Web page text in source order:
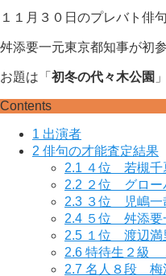
１１月３０日のプレバト俳句
舛添要一元東京都知事が初
お題は「 初冬の代々木公園 」
Contents
1 出演者
2 俳句の才能査定結果
2.1 ４位 若槻千
2.2 ２位 グロー
2.3 ３位 児嶋一
2.4 ５位 舛添要
2.5 １位 渡辺満
2.6 特待生２級
2.7 名人８段 梅